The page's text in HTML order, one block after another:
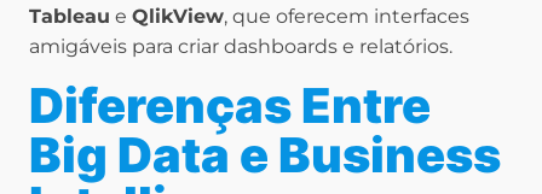
Tableau e QlikView, que oferecem interfaces
amigáveis para criar dashboards e relatórios.
Diferenças Entre
Big Data e Business